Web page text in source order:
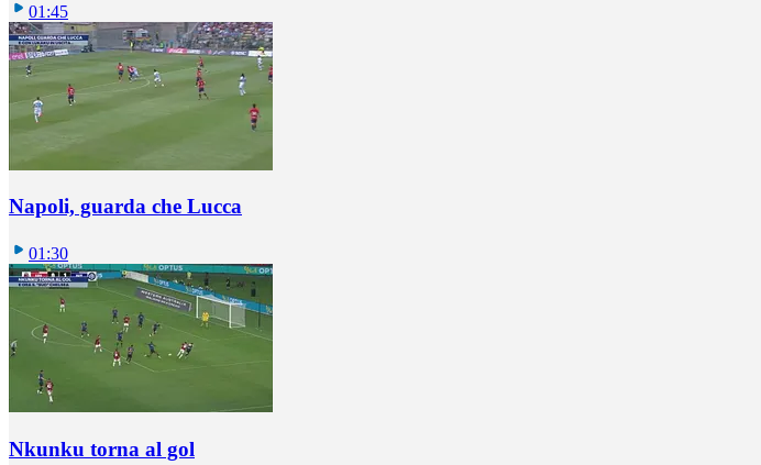
01:45
Napoli, guarda che Lucca
01:30
Nkunku torna al gol